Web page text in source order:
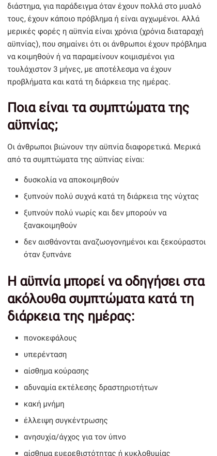
διάστημα, για παράδειγμα όταν έχουν πολλά στο μυαλό
τους, έχουν κάποιο πρόβλημα ή είναι αγχωμένοι. Αλλά
μερικές φορές η αϋπνία είναι χρόνια (χρόνια διαταραχή
αϋπνίας), που σημαίνει ότι οι άνθρωποι έχουν πρόβλημα
να κοιμηθούν ή να παραμείνουν κοιμισμένοι για
τουλάχιστον 3 μήνες, με αποτέλεσμα να έχουν
προβλήματα και κατά τη διάρκεια της ημέρας.
Ποια είναι τα συμπτώματα της
αϋπνίας;
Οι άνθρωποι βιώνουν την αϋπνία διαφορετικά. Μερικά
από τα συμπτώματα της αϋπνίας είναι:
δυσκολία να αποκοιμηθούν
ξυπνούν πολύ συχνά κατά τη διάρκεια της νύχτας
ξυπνούν πολύ νωρίς και δεν μπορούν να
ξανακοιμηθούν
δεν αισθάνονται αναζωογονημένοι και ξεκούραστοι
όταν ξυπνάνε
Η αϋπνία μπορεί να οδηγήσει στα
ακόλουθα συμπτώματα κατά τη
διάρκεια της ημέρας:
πονοκεφάλους
υπερένταση
αίσθημα κούρασης
αδυναμία εκτέλεσης δραστηριοτήτων
κακή μνήμη
έλλειψη συγκέντρωσης
ανησυχία/άγχος για τον ύπνο
αίσθημα ευερεθιστότητας ή κυκλοθυμίας